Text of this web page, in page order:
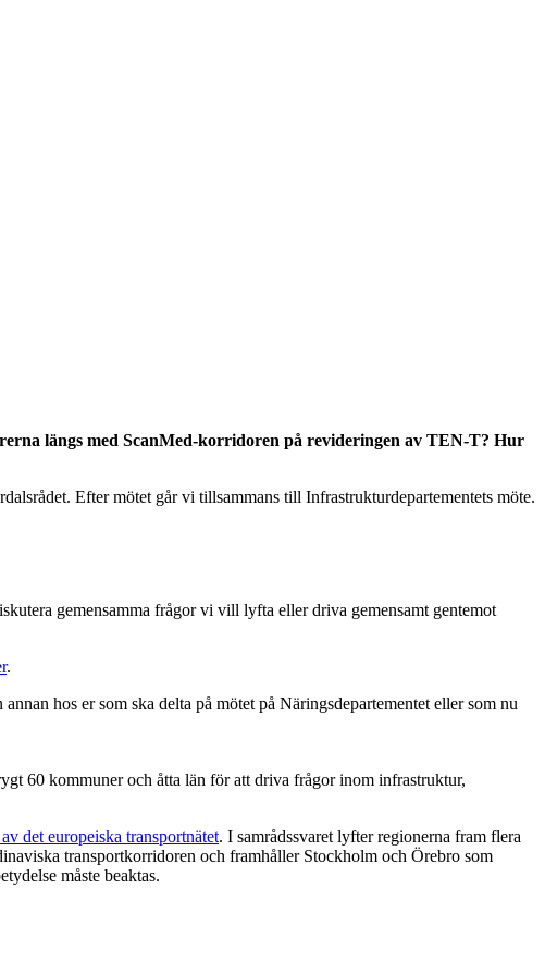
längs med ScanMed-korridoren på revideringen av TEN-T? Hur
Efter mötet går vi tillsammans till Infrastrukturdepartementets möte.
gemensamma frågor vi vill lyfta eller driva gemensamt gentemot
.
hos er som ska delta på mötet på Näringsdepartementet eller som nu
60 kommuner och åtta län för att driva frågor inom infrastruktur,
det europeiska transportnätet. I samrådssvaret lyfter regionerna fram flera
transportkorridoren och framhåller Stockholm och Örebro som
måste beaktas.